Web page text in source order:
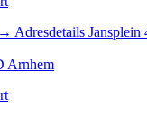
→ Adresdetails
Arnhem